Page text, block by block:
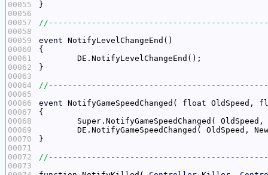
00055
00056
00057
00058
00059
00060
00061
00062
00063
00064
00065
00066
00067
00068
00069
00070
00071
00072
00073
event
event NotifyGameSpeedChanged( float OldSpeed,